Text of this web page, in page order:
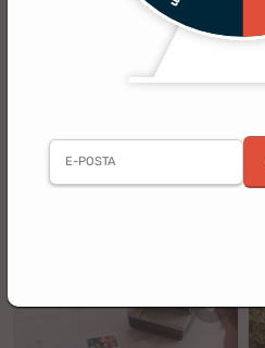
2. Ürün %30 İndirimli